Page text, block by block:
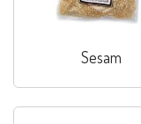
Sesam